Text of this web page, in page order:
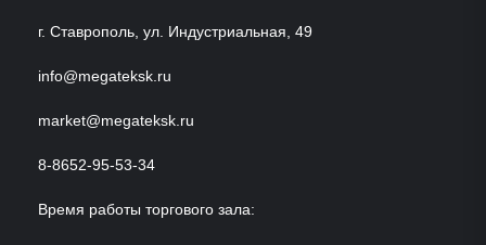
г. Ставрополь, ул. Индустриальная, 49
info@megateksk.ru
market@megateksk.ru
8-8652-95-53-34
Время работы торгового зала: